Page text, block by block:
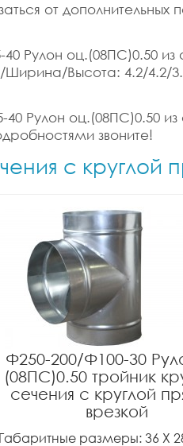
от дополнительных
Рулон оц.(08ПС)0.50 из
Ширина/Высота: 4.2/4.2/
Рулон оц.(08ПС)0.50
звоните!
с круглой
Ф250-200/Ф100-30
(08ПС)0.50 тройник
сечения с круглой
врезкой
Габаритные размеры: 36 X